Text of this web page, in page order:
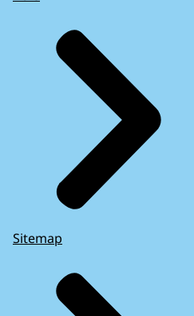
Sitemap